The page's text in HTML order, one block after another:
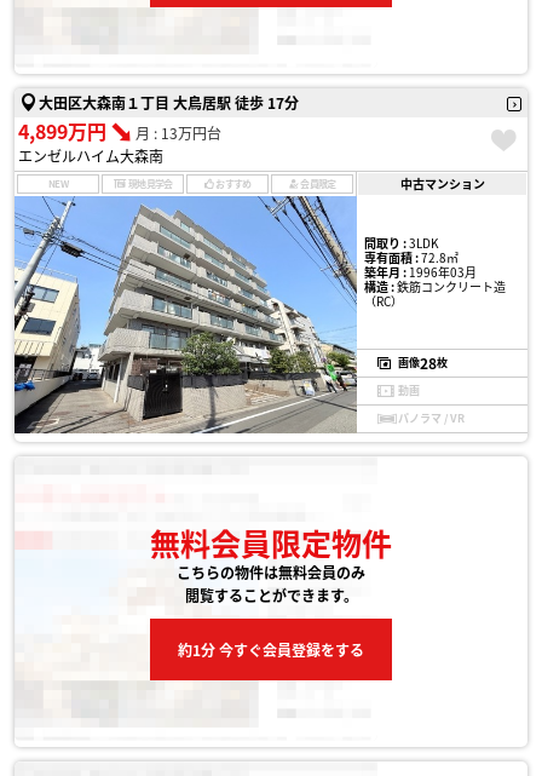
大田区大森南１丁目 大鳥居駅 徒歩 17分
4,899万円
月 : 13万円台
エンゼルハイム大森南
NEW 現地見学会 おすすめ 会員限定 中古マンション
間取り :3LDK
専有面積 :72.8㎡
築年月 :1996年03月
構造 :鉄筋コンクリート造
（RC）
画像28枚
動画
パノラマ / VR
無料会員限定物件
こちらの物件は無料会員のみ
閲覧することができます。
約1分 今すぐ会員登録をする